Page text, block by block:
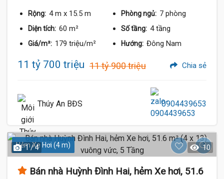
Rộng: 4 m x 15.5 m Phòng ngủ: 7 phòng
Diện tích: 60 m² Số tầng: 4 tầng
Giá/m²: 179 triệu/m² Hướng: Đông Nam
11 tỷ 700 triệu 11 tỷ 900 triệu Chia sẻ
Thúy An BĐS 0904439653
Hẻm Xe Hơi (4 m)
1 / 4 10
Bán nhà Huỳnh Đình Hai, hẻm Xe hơi, 51.6